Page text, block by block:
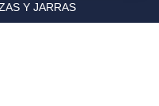
Y JARRAS